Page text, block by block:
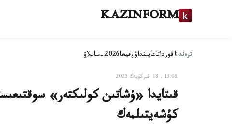
KAZINFORM
ترەند:اقورداتاعايىنداۋوقيعا2026-سايلاۋ
13:06, 18 قىركۇيەك 2025
قىتايدا «ۇشاتىن كولىكتەر»
كۇشەيتىلمەك